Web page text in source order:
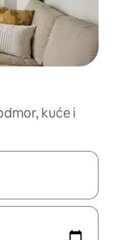
kuće i
pregledati